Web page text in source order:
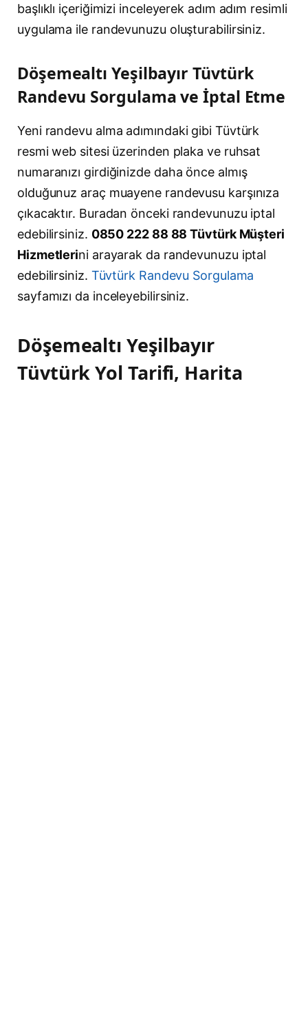
başlıklı içeriğimizi inceleyerek adım adım resimli
uygulama ile randevunuzu oluşturabilirsiniz.
Döşemealtı Yeşilbayır Tüvtürk
Randevu Sorgulama ve İptal Etme
Yeni randevu alma adımındaki gibi Tüvtürk
resmi web sitesi üzerinden plaka ve ruhsat
numaranızı girdiğinizde daha önce almış
olduğunuz araç muayene randevusu karşınıza
çıkacaktır. Buradan önceki randevunuzu iptal
edebilirsiniz. 0850 222 88 88 Tüvtürk Müşteri
Hizmetlerini arayarak da randevunuzu iptal
edebilirsiniz. Tüvtürk Randevu Sorgulama
sayfamızı da inceleyebilirsiniz.
Döşemealtı Yeşilbayır
Tüvtürk Yol Tarifi, Harita